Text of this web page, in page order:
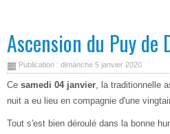
Ascension du Puy de
Publication : dimanche 5 janvier 2020
Ce samedi 04 janvier, la traditionnelle
nuit a eu lieu en compagnie d'une
Tout s'est bien déroulé dans la bonne